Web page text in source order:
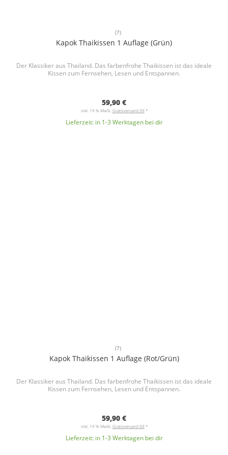
(7)
Kapok Thaikissen 1 Auflage (Grün)
Der Klassiker aus Thailand. Das farbenfrohe Thaikissen ist das ideale
Kissen zum Fernsehen, Lesen und Entspannen.
59,90 €
inkl. 19 % MwSt.Gratisversand DE*
Lieferzeit: in 1-3 Werktagen bei dir
(7)
Kapok Thaikissen 1 Auflage (Rot/Grün)
Der Klassiker aus Thailand. Das farbenfrohe Thaikissen ist das ideale
Kissen zum Fernsehen, Lesen und Entspannen.
59,90 €
inkl. 19 % MwSt.Gratisversand DE*
Lieferzeit: in 1-3 Werktagen bei dir